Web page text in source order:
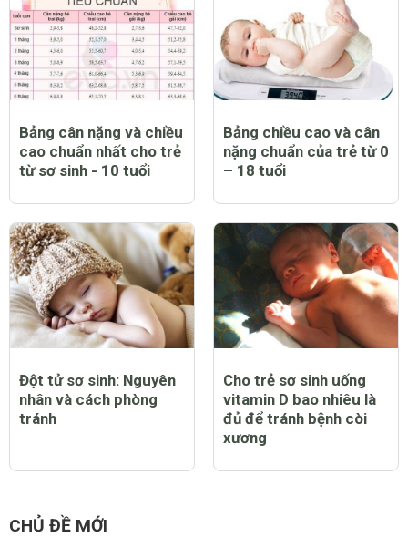
Bảng cân nặng và chiều
cao chuẩn nhất cho trẻ
từ sơ sinh - 10 tuổi
Bảng chiều cao và cân
nặng chuẩn của trẻ từ 0
– 18 tuổi
Đột tử sơ sinh: Nguyên
nhân và cách phòng
tránh
Cho trẻ sơ sinh uống
vitamin D bao nhiêu là
đủ để tránh bệnh còi
xương
CHỦ ĐỀ MỚI